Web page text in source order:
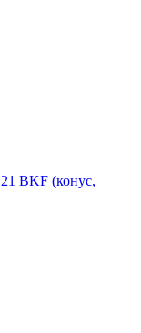
BKF (конус,